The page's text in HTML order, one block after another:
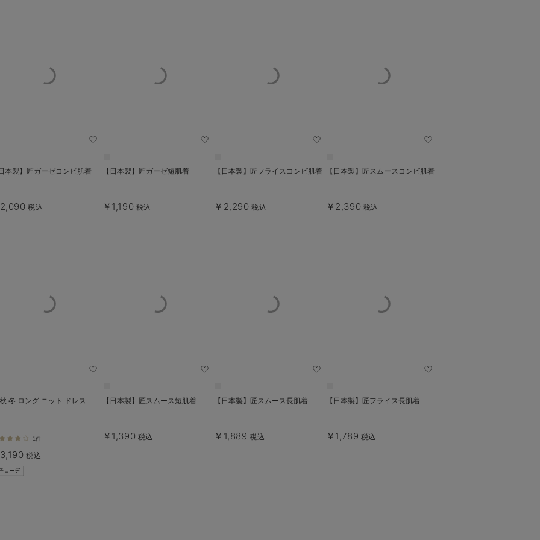
本製】匠ガーゼコンビ肌着
税込
【日本製】匠ガーゼ短肌着
￥1,190 税込
【日本製】匠フライスコンビ肌着
￥2,290 税込
【日本製】匠スムースコンビ肌着
￥2,390 税込
冬 ロング ニット ドレス
1件
税込
【日本製】匠スムース短肌着
￥1,390 税込
【日本製】匠スムース長肌着
￥1,889 税込
【日本製】匠フライス長肌着
￥1,789 税込